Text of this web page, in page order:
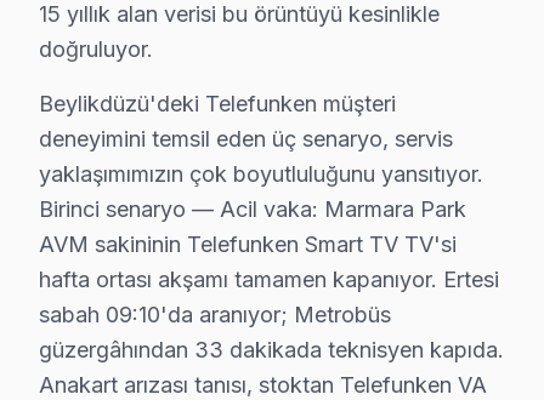
Cumhuriyet Mahallesi'nde bulunan yapıların yaşı
Dereağzı Mahallesi, genellikle daha yeni yapılardan
Gürpınar'da Telefunken TV Servisi
Gürpınar Mahallesi, çeşitli konut projeleri ile
Kavaklı'da Telefunken TV Servisi
Kavaklı Mahallesi'nde, her ne kadar yeni
Marmara'da Telefunken TV Servisi
15 yıllık alan verisi bu örüntüyü kesinlikle
doğruluyor.
Beylikdüzü'deki Telefunken müşteri
deneyimini temsil eden üç senaryo, servis
yaklaşımımızın çok boyutluluğunu yansıtıyor.
Birinci senaryo — Acil vaka: Marmara Park
AVM sakininin Telefunken Smart TV TV'si
hafta ortası akşamı tamamen kapanıyor. Ertesi
sabah 09:10'da aranıyor; Metrobüs
güzergâhından 33 dakikada teknisyen kapıda.
Anakart arızası tanısı, stoktan Telefunken VA